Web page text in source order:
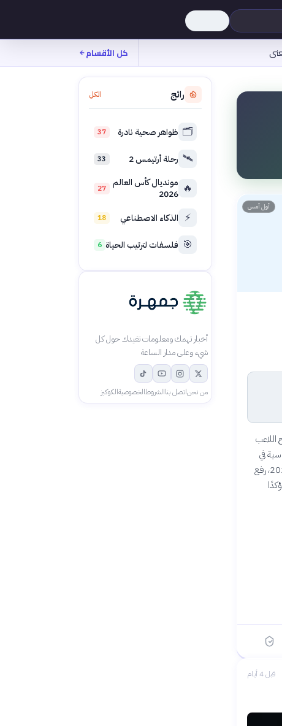
كل الأقسام
أول أمس
المغرب في ربع نهائي كأس العالم 2026 ليصبح اللاعب
في
عالم كرة القدم. يُعرف بسرعته الفائقة، ومهاراته الاستثنائية في المراوغة وإنهاء الهجمات. في 9 يوليو 2026، رفع
قبل 4 أيام
رائج الكل
🗂️ ظواهر صحية نادرة 37
🛰️ رحلة أرتيمس 2 33
🔥 مونديال كأس العالم
2026
27
⚡ الذكاء الاصطناعي 18
🎯 فلسفات لترتيب الحياة 6
أخبار تهمك ومعلومات تفيدك حول كل
شيء وعلى مدار الساعة
من نحناتصل بناالشروطالخصوصيةالكوكيز